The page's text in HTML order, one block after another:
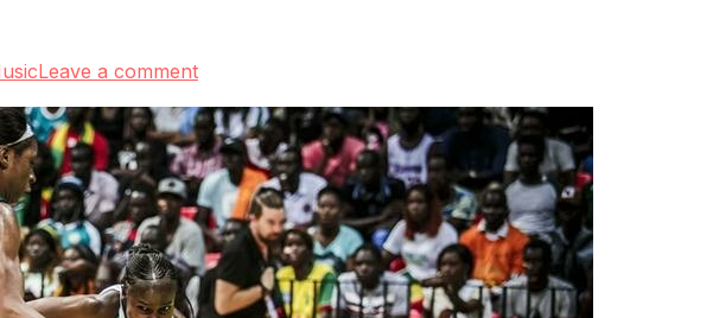
Leave a comment